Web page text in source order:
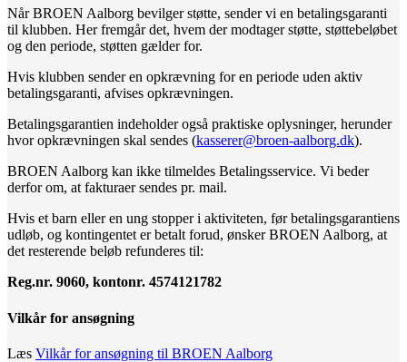
Når BROEN Aalborg bevilger støtte, sender vi en betalingsgaranti
til klubben. Her fremgår det, hvem der modtager støtte, støttebeløbet
og den periode, støtten gælder for.
Hvis klubben sender en opkrævning for en periode uden aktiv
betalingsgaranti, afvises opkrævningen.
Betalingsgarantien indeholder også praktiske oplysninger, herunder
hvor opkrævningen skal sendes (kasserer@broen-aalborg.dk).
BROEN Aalborg kan ikke tilmeldes Betalingsservice. Vi beder
derfor om, at fakturaer sendes pr. mail.
Hvis et barn eller en ung stopper i aktiviteten, før betalingsgarantiens
udløb, og kontingentet er betalt forud, ønsker BROEN Aalborg, at
det resterende beløb refunderes til:
Reg.nr. 9060, kontonr. 4574121782
Vilkår for ansøgning
Læs Vilkår for ansøgning til BROEN Aalborg